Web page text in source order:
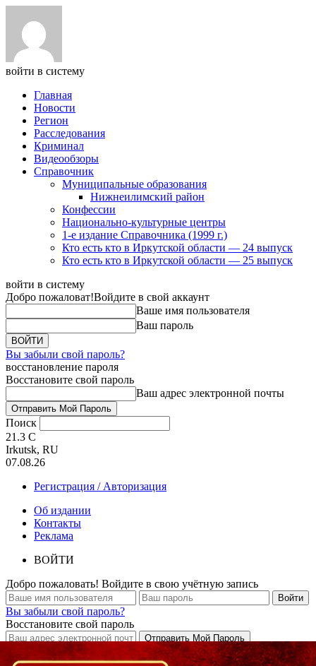
войти в систему
Главная
Новости
Регион
Расследования
Криминал
Видеообзоры
Справочник
Муниципальные образования
Нижнеилимский район
Конфессии
Национально-культурные центры
1-е издание Справочника (1999 г.)
Кто есть кто в Иркутской области — 24 выпуск
Кто есть кто в Иркутской области — 25 выпуск
войти в систему
Добро пожаловат!Войдите в свой аккаунт
Ваше имя пользователя
Ваш пароль
Вы забыли свой пароль?
восстановление пароля
Восстановите свой пароль
Ваш адрес электронной почты
Поиск
21.3 C
Irkutsk, RU
07.08.26
Регистрация / Авторизация
Об издании
Контакты
Реклама
ВОЙТИ
Добро пожаловать! Войдите в свою учётную запись
Вы забыли свой пароль?
Восстановите свой пароль
Кто есть кто в Байкальском регионе